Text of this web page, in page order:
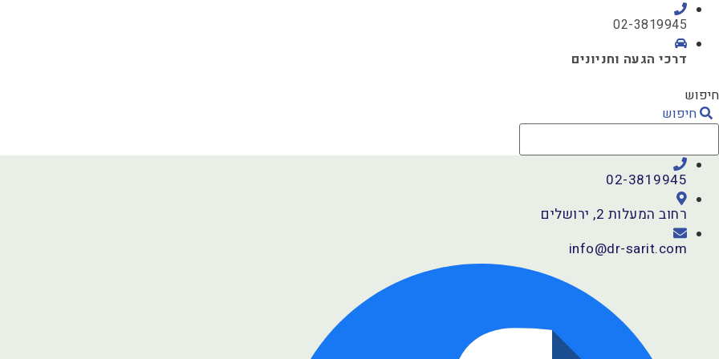
דלג
02-3819945
דרכי הגעה וחניונים
חיפוש
חיפוש
02-3819945
רחוב המעלות 2, ירושלים
info@dr-sarit.com